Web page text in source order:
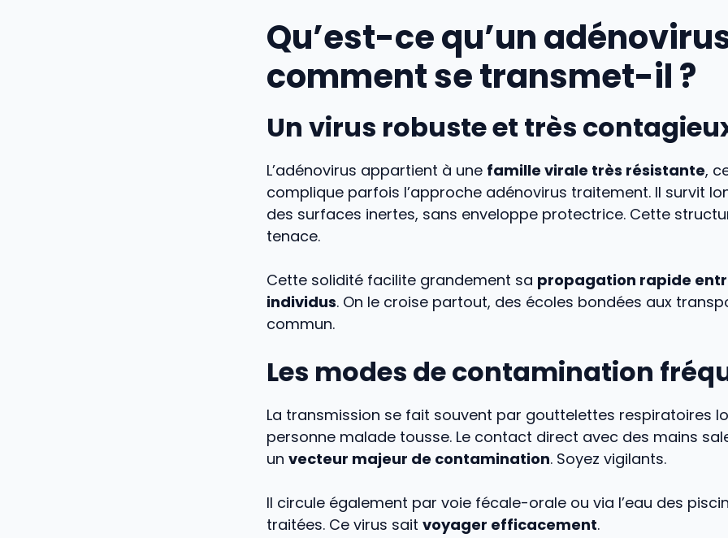
Qu’est-ce qu’un
comment se transmet-il ?
Un virus robuste et très
L’adénovirus appartient à une famille virale très résistante,
complique parfois l’approche adénovirus traitement. Il survit
des surfaces inertes, sans enveloppe protectrice. Cette
tenace.
Cette solidité facilite grandement sa propagation rapide
individus. On le croise partout, des écoles bondées aux
commun.
Les modes de contamination
La transmission se fait souvent par gouttelettes respiratoires
personne malade tousse. Le contact direct avec des mains
un vecteur majeur de contamination. Soyez vigilants.
Il circule également par voie fécale-orale ou via l’eau des
traitées. Ce virus sait voyager efficacement.